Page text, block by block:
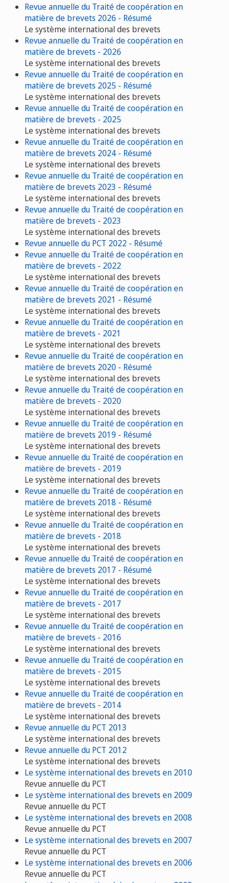
Revue annuelle du Traité de coopération en
matière de brevets 2026 - Résumé
Le système international des brevets
Revue annuelle du Traité de coopération en
matière de brevets - 2026
Le système international des brevets
Revue annuelle du Traité de coopération en
matière de brevets 2025 - Résumé
Le système international des brevets
Revue annuelle du Traité de coopération en
matière de brevets - 2025
Le système international des brevets
Revue annuelle du Traité de coopération en
matière de brevets 2024 - Résumé
Le système international des brevets
Revue annuelle du Traité de coopération en
matière de brevets 2023 - Résumé
Le système international des brevets
Revue annuelle du Traité de coopération en
matière de brevets - 2023
Le système international des brevets
Revue annuelle du PCT 2022 - Résumé
Revue annuelle du Traité de coopération en
matière de brevets - 2022
Le système international des brevets
Revue annuelle du Traité de coopération en
matière de brevets 2021 - Résumé
Le système international des brevets
Revue annuelle du Traité de coopération en
matière de brevets - 2021
Le système international des brevets
Revue annuelle du Traité de coopération en
matière de brevets 2020 - Résumé
Le système international des brevets
Revue annuelle du Traité de coopération en
matière de brevets - 2020
Le système international des brevets
Revue annuelle du Traité de coopération en
matière de brevets 2019 - Résumé
Le système international des brevets
Revue annuelle du Traité de coopération en
matière de brevets - 2019
Le système international des brevets
Revue annuelle du Traité de coopération en
matière de brevets 2018 - Résumé
Le système international des brevets
Revue annuelle du Traité de coopération en
matière de brevets - 2018
Le système international des brevets
Revue annuelle du Traité de coopération en
matière de brevets 2017 - Résumé
Le système international des brevets
Revue annuelle du Traité de coopération en
matière de brevets - 2017
Le système international des brevets
Revue annuelle du Traité de coopération en
matière de brevets - 2016
Le système international des brevets
Revue annuelle du Traité de coopération en
matière de brevets - 2015
Le système international des brevets
Revue annuelle du Traité de coopération en
matière de brevets - 2014
Le système international des brevets
Revue annuelle du PCT 2013
Le système international des brevets
Revue annuelle du PCT 2012
Le système international des brevets
Le système international des brevets en 2010
Revue annuelle du PCT
Le système international des brevets en 2009
Revue annuelle du PCT
Le système international des brevets en 2008
Revue annuelle du PCT
Le système international des brevets en 2007
Revue annuelle du PCT
Le système international des brevets en 2006
Revue annuelle du PCT